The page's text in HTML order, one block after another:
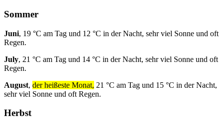
Sommer
Juni, 19 °C am Tag und 12 °C in der Nacht, sehr viel Sonne und oft
Regen.
July, 21 °C am Tag und 14 °C in der Nacht, sehr viel Sonne und oft
Regen.
August, der heißeste Monat, 21 °C am Tag und 15 °C in der Nacht,
sehr viel Sonne und oft Regen.
Herbst